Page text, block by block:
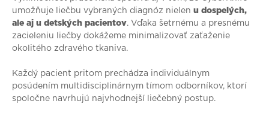
umožňuje liečbu vybraných diagnóz nielen u dospelých,
ale aj u detských pacientov. Vďaka šetrnému a presnému
zacieleniu liečby dokážeme minimalizovať zaťaženie
okolitého zdravého tkaniva.
Každý pacient pritom prechádza individuálnym
posúdením multidisciplinárnym tímom odborníkov, ktorí
spoločne navrhujú najvhodnejší liečebný postup.